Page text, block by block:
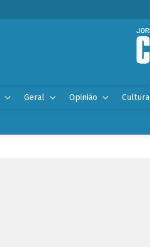
Geral Opinião Cultura